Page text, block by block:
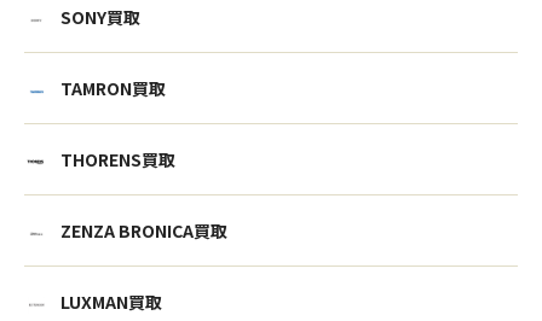
かんたん査定見積
SONY買取
TAMRON買取
THORENS買取
ZENZA BRONICA買取
LUXMAN買取